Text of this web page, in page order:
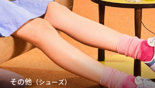
その他（シューズ）